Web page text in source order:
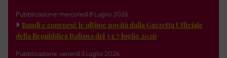
Pubblicazione: mercoledì 8 Luglio 2026
Bandi e concorsi: le ultime novità dalla Gazzetta Ufficiale
della Repubblica Italiana del 3 e 7 luglio 2026
Pubblicazione: venerdì 3 Luglio 2026